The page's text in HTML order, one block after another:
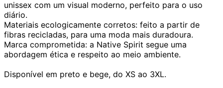
unissex com um visual moderno, perfeito para o uso
diário.
Materiais ecologicamente corretos: feito a partir de
fibras recicladas, para uma moda mais duradoura.
Marca comprometida: a Native Spirit segue uma
abordagem ética e respeito ao meio ambiente.
Disponível em preto e bege, do XS ao 3XL.